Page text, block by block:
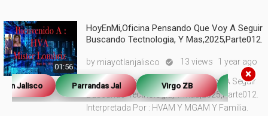
01:56
HoyEnMi,Oficina Pensando Que Voy A Seguir
Buscando Tectnologia, Y Mas,2025,Parte012.
by miayotlanjalisco  13 views 1 year ago
HoyEnMi,Oficina Pensando Que Voy A Seguir
Buscando Tectnologia, Y Mas,2025,Parte012.
Interpretada Por : HVAM Y MGAM Y Familia.
×
Parrandas Jal Virgo ZB isabelzarate